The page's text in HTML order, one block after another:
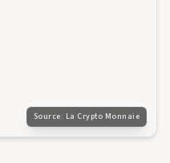
Source: La Crypto Monnaie